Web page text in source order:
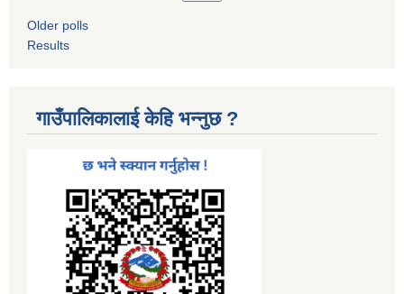
Older polls
Results
गाउँपालिकालाई केहि भन्नुछ ?